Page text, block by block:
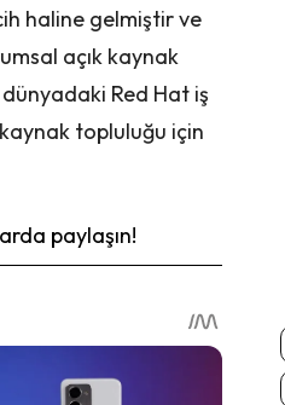
haline gelmiştir ve
açık kaynak
Red Hat iş
topluluğu için
paylaşın!